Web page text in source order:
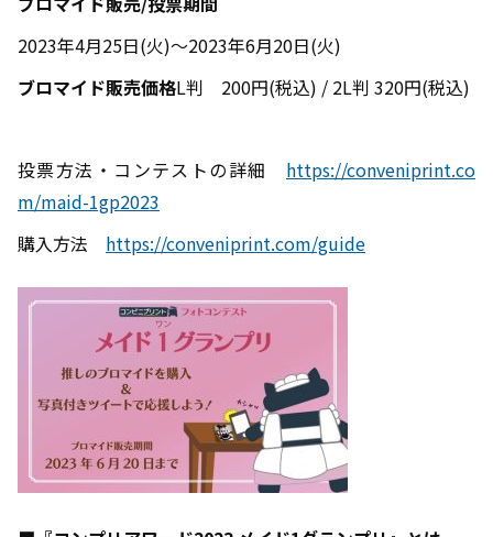
2023年4月25日(火)～2023年6月20日(火)
ブロマイド販売価格L判 200円(税込) / 2L判 320円(税込)
投票方法・コンテストの詳細 https://conveniprint.co
m/maid-1gp2023
購入方法 https://conveniprint.com/guide